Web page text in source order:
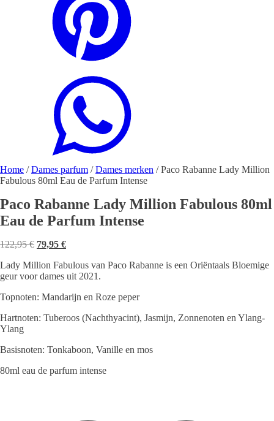
Home /Dames parfum /Dames merken / Paco Rabanne Lady Million
Fabulous 80ml Eau de Parfum Intense
Paco Rabanne Lady Million Fabulous 80ml
Eau de Parfum Intense
122,95€ Oorspronkelijke
was:
122,95 €.
79,95 €Huidige
is:
79,95 €.
Lady Million Fabulous van Paco Rabanne is een Oriëntaals Bloemige
geur voor dames uit 2021.
Topnoten: Mandarijn en Roze peper
Hartnoten: Tuberoos (Nachthyacint), Jasmijn, Zonnenoten en Ylang-
Ylang
Basisnoten: Tonkaboon, Vanille en mos
80ml eau de parfum intense